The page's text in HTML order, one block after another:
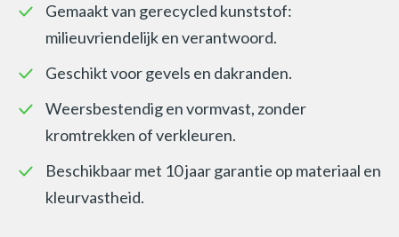
Gemaakt van gerecycled kunststof:
milieuvriendelijk en verantwoord.
Geschikt voor gevels en dakranden.
Weersbestendig en vormvast, zonder
kromtrekken of verkleuren.
Beschikbaar met 10 jaar garantie op materiaal en
kleurvastheid.